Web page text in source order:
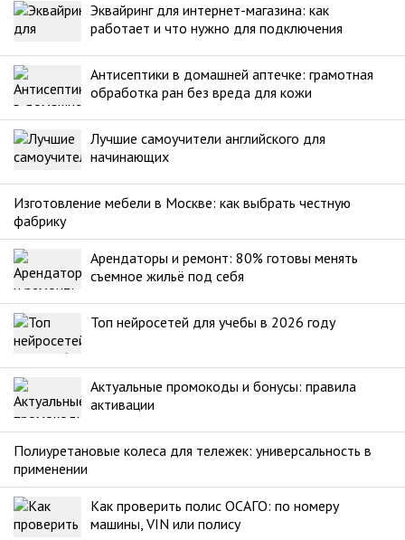
Эквайринг для интернет-магазина: как
работает и что нужно для подключения
Антисептики в домашней аптечке: грамотная
обработка ран без вреда для кожи
Лучшие самоучители английского для
начинающих
Изготовление мебели в Москве: как выбрать честную
фабрику
Арендаторы и ремонт: 80% готовы менять
съемное жильё под себя
Топ нейросетей для учебы в 2026 году
Актуальные промокоды и бонусы: правила
активации
Полиуретановые колеса для тележек: универсальность в
применении
Как проверить полис ОСАГО: по номеру
машины, VIN или полису